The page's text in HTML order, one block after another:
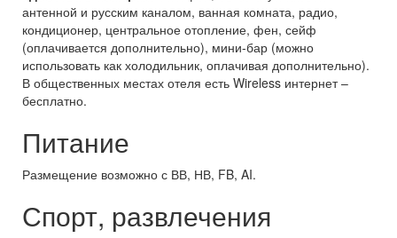
антенной и русским каналом, ванная комната, радио,
кондиционер, центральное отопление, фен, сейф
(оплачивается дополнительно), мини-бар (можно
использовать как холодильник, оплачивая дополнительно).
В общественных местах отеля есть Wireless интернет –
бесплатно.
Питание
Размещение возможно с ВВ, НВ, FB, AI.
Спорт, развлечения